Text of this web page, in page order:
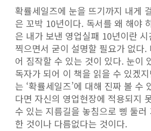
확률세일즈에 눈을 뜨기까지 내게
은 꼬박 10년이다. 독서를 왜 해야
은 내가 보낸 영업실패 10년이란
찍으면서 굳이 설명할 필요가 없다.
어 짐작할 수 있는 것이 있다. 눈이
독자가 되어 이 책을 읽을 수 있겠
는 ‘확률세일즈’에 대해 진짜 볼 수
다면 자신의 영업현장에 적용되지
수 있는 지름길을 놓침으로 삥 둘러
한 것이나 다름없다는 것이다.